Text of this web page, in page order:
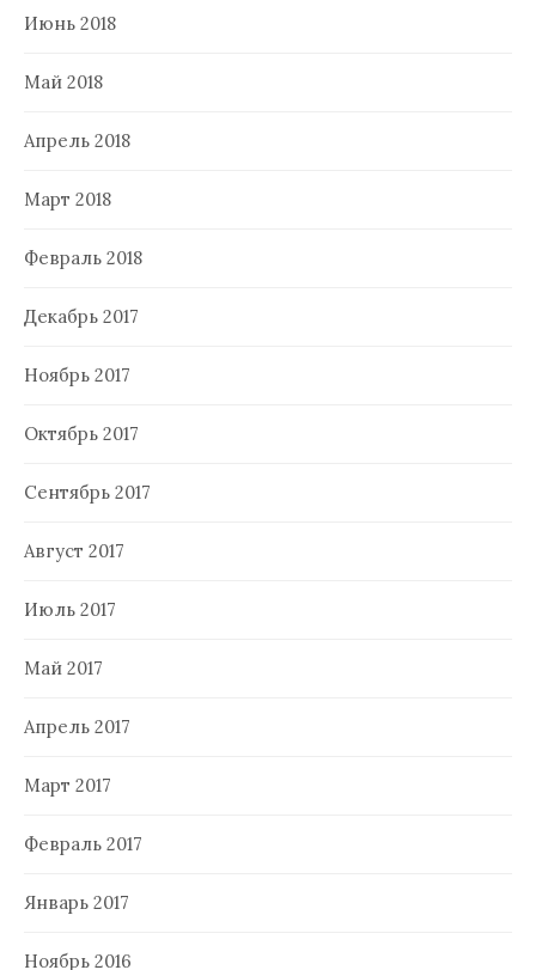
Июнь 2018
Май 2018
Апрель 2018
Март 2018
Февраль 2018
Декабрь 2017
Ноябрь 2017
Октябрь 2017
Сентябрь 2017
Август 2017
Июль 2017
Май 2017
Апрель 2017
Март 2017
Февраль 2017
Январь 2017
Ноябрь 2016